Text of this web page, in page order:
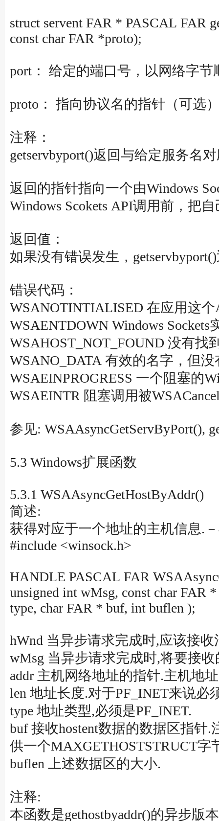
struct servent FAR * PASCAL FAR
const char FAR *proto);
port： 给定的端口号，以网络字节
proto： 指向协议名的指针（可选
注释：
getservbyport()返回与给定服务名
返回的指针指向一个由Windows
Windows Scokets API调用前，把
返回值：
如果没有错误发生，
错误代码：
WSANOTINTIALISED 在应用这
WSAENTDOWN Windows
WSAHOST_NOT_FOUND 没有找
WSANO_DATA 有效的名字，但
WSAEINPROGRESS 一个阻塞的
WSAEINTR 阻塞调用被
参见: WSAAsyncGetServByPort(),
5.3 Windows扩展函数
5.3.1 WSAAsyncGetHostByAddr()
简述:
获得对应于一个地址的主机信息.
#include <winsock.h>
HANDLE PASCAL FAR
unsigned int wMsg, const char FAR
type, char FAR * buf, int buflen );
hWnd 当异步请求完成时,应该接
wMsg 当异步请求完成时,将要接收
addr 主机网络地址的指针.主机地
len 地址长度.对于PF_INET来说必
type 地址类型,必须是PF_INET.
buf 接收hostent数据的数据区指针
供一个MAXGETHOSTSTRUCT字
buflen 上述数据区的大小.
注释:
本函数是gethostbyaddr()的异步